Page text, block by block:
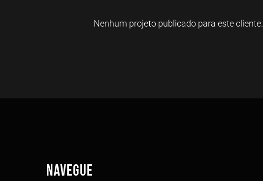
Nenhum projeto publicado para este cliente.
NAVEGUE